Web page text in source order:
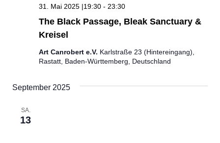
The Black Passage, Bleak Sanctuary &
Kreisel
31. Mai 2025 |19:30 - 23:30
Art Canrobert e.V. Karlstraße 23 (Hintereingang),
Rastatt, Baden-Württemberg, Deutschland
September 2025
SA.
13